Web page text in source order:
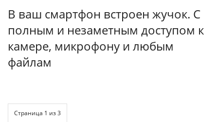
В ваш смартфон встроен жучок. С
полным и незаметным доступом к
камере, микрофону и любым
файлам
Страница 1 из 3